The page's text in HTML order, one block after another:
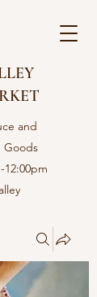
and
Goods
12:00pm